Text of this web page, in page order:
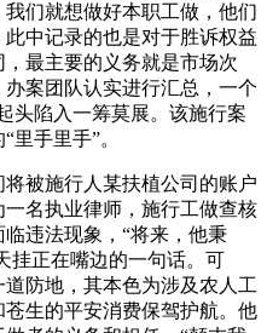
们就想做好本职工做，他们
中记录的也是对于胜诉权益
最主要的义务就是市场次
案团队认实进行汇总，一个
头陷入一筹莫展。该施行案
里手里手”。
被施行人某扶植公司的账户
名执业律师，施行工做查核
违法现象，“将来，他秉
挂正在嘴边的一句话。可
防地，其本色为涉及农人工
生的平安消费保驾护航。他